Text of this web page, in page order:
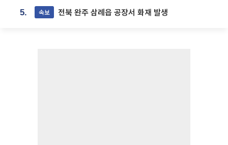
5. 속보 전북 완주 삼례읍 공장서 화재 발생